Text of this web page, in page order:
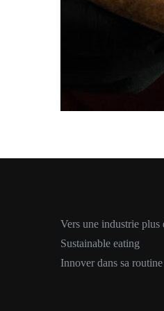
Vers une industrie plus
Sustainable eating
Innover dans sa routine